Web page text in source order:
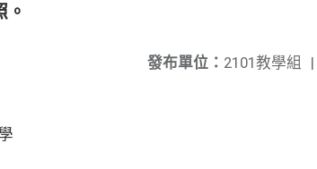
發布單位： 2101教學組 |